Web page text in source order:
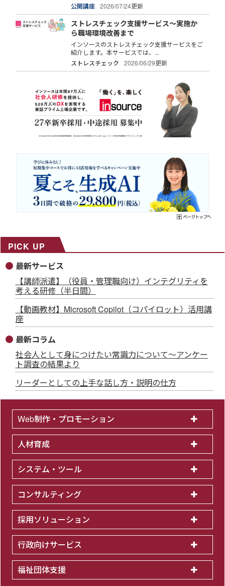
公開講座
2026/07/24更新
ストレスチェック支援サービス～実施か
ら職場環境改善まで
インソースのストレスチェック支援サービスをご
紹介します。本サービスでは、...
ストレスチェック
2026/06/29更新
PICK UP
最新サービス
【講師派遣】（役員・管理職向け）インテグリティを
考える研修（半日間）
【動画教材】Microsoft Copilot（コパイロット）活用講
座
最新コラム
社会人として身につけたい常識力について～アンケー
ト調査の結果より
リーダーとしての上手な話し方・説明の仕方
Web制作・プロモーション
人材育成
システム・ツール
コンサルティング
採用ソリューション
行政向けサービス
福祉団体支援